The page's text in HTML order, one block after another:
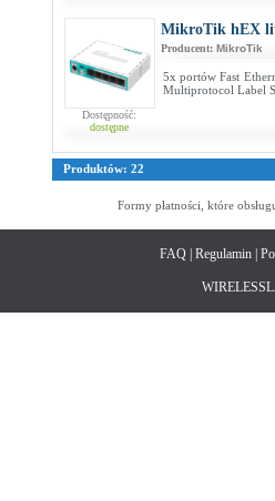
Dostępność:
dostępne
MikroTik hEX
Producent: MikroTik
5x portów Fast
Multiprotocol Label
Produktów: 22
Formy płatności, które
FAQ| Regulamin|